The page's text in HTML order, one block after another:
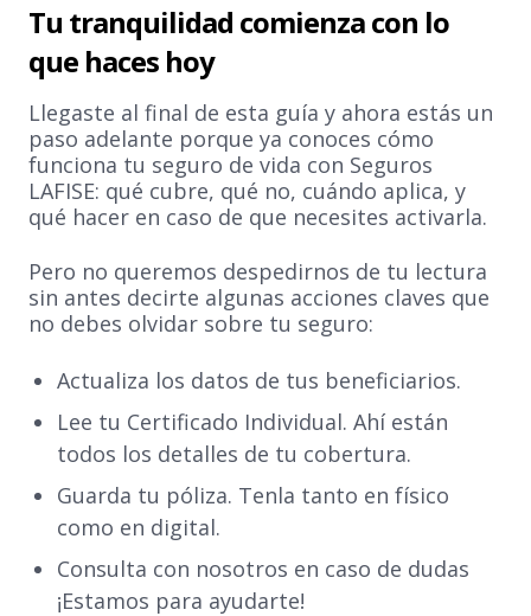
Tu tranquilidad comienza con lo
que haces hoy
Llegaste al final de esta guía y ahora estás un
paso adelante porque ya conoces cómo
funciona tu seguro de vida con Seguros
LAFISE: qué cubre, qué no, cuándo aplica, y
qué hacer en caso de que necesites activarla.
Pero no queremos despedirnos de tu lectura
sin antes decirte algunas acciones claves que
no debes olvidar sobre tu seguro:
Actualiza los datos de tus beneficiarios.
Lee tu Certificado Individual. Ahí están
todos los detalles de tu cobertura.
Guarda tu póliza. Tenla tanto en físico
como en digital.
Consulta con nosotros en caso de dudas
¡Estamos para ayudarte!